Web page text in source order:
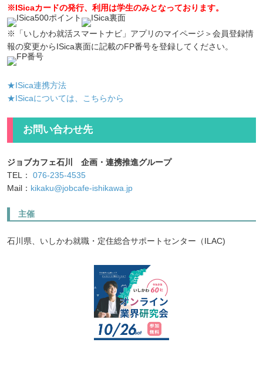
※ISicaカードの発行、利用は学生のみとなっております。
※「いしかわ就活スマートナビ」アプリのマイページ＞会員登録情
報の変更からISica裏面に記載のFP番号を登録してください。
★ISica連携方法
★ISicaについては、こちらから
お問い合わせ先
ジョブカフェ石川 企画・連携推進グループ
TEL：
076-235-4535
Mail： kikaku@jobcafe-ishikawa.jp
主催
石川県、いしかわ就職・定住総合サポートセンター（ILAC)